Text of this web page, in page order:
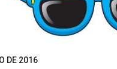
DE 2016